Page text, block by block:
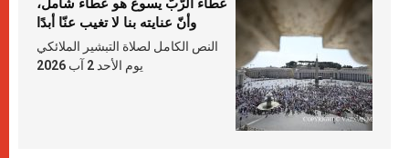
عطاء الرّبّ يسوع هو عطاء شامل،
وأنّ عنايته بنا لا تغيب عنّا أبدًا
النص الكامل لصلاة التبشير الملائكي
يوم الأحد 2 آب 2026